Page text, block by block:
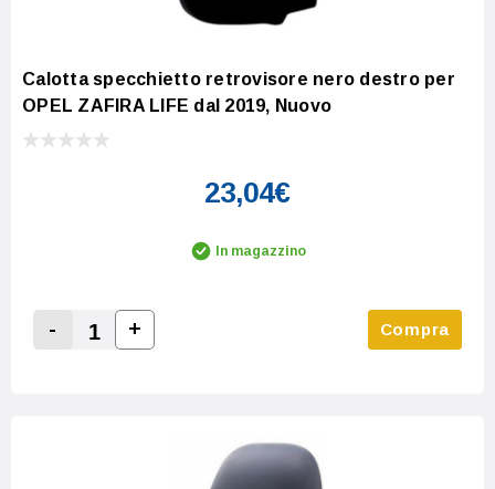
Calotta specchietto retrovisore nero destro per
OPEL ZAFIRA LIFE dal 2019, Nuovo
23,04€
In magazzino
-
Increase Quantity:
+ Compra